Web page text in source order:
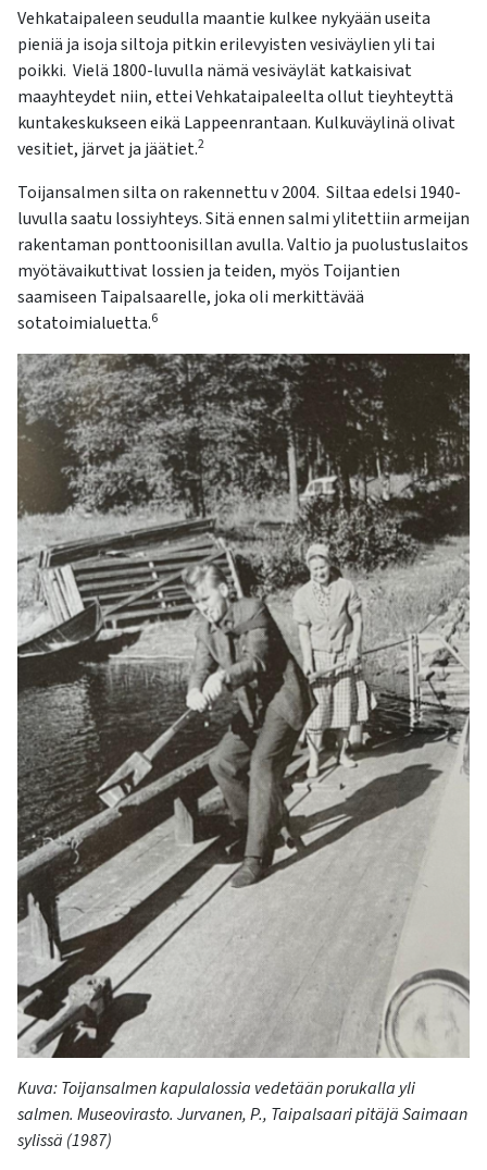
Vehkataipaleen seudulla maantie kulkee nykyään useita
pieniä ja isoja siltoja pitkin erilevyisten vesiväylien yli tai
poikki. Vielä 1800-luvulla nämä vesiväylät katkaisivat
maayhteydet niin, ettei Vehkataipaleelta ollut tieyhteyttä
kuntakeskukseen eikä Lappeenrantaan. Kulkuväylinä olivat
vesitiet, järvet ja jäätiet.2
Toijansalmen silta on rakennettu v 2004. Siltaa edelsi 1940-
luvulla saatu lossiyhteys. Sitä ennen salmi ylitettiin armeijan
rakentaman ponttoonisillan avulla. Valtio ja puolustuslaitos
myötävaikuttivat lossien ja teiden, myös Toijantien
saamiseen Taipalsaarelle, joka oli merkittävää
sotatoimialuetta.6
Kuva:Toijansalmenkapulalossia vedetään porukalla yli
salmen. Museovirasto. Jurvanen, P., Taipalsaari pitäjä Saimaan
sylissä (1987)